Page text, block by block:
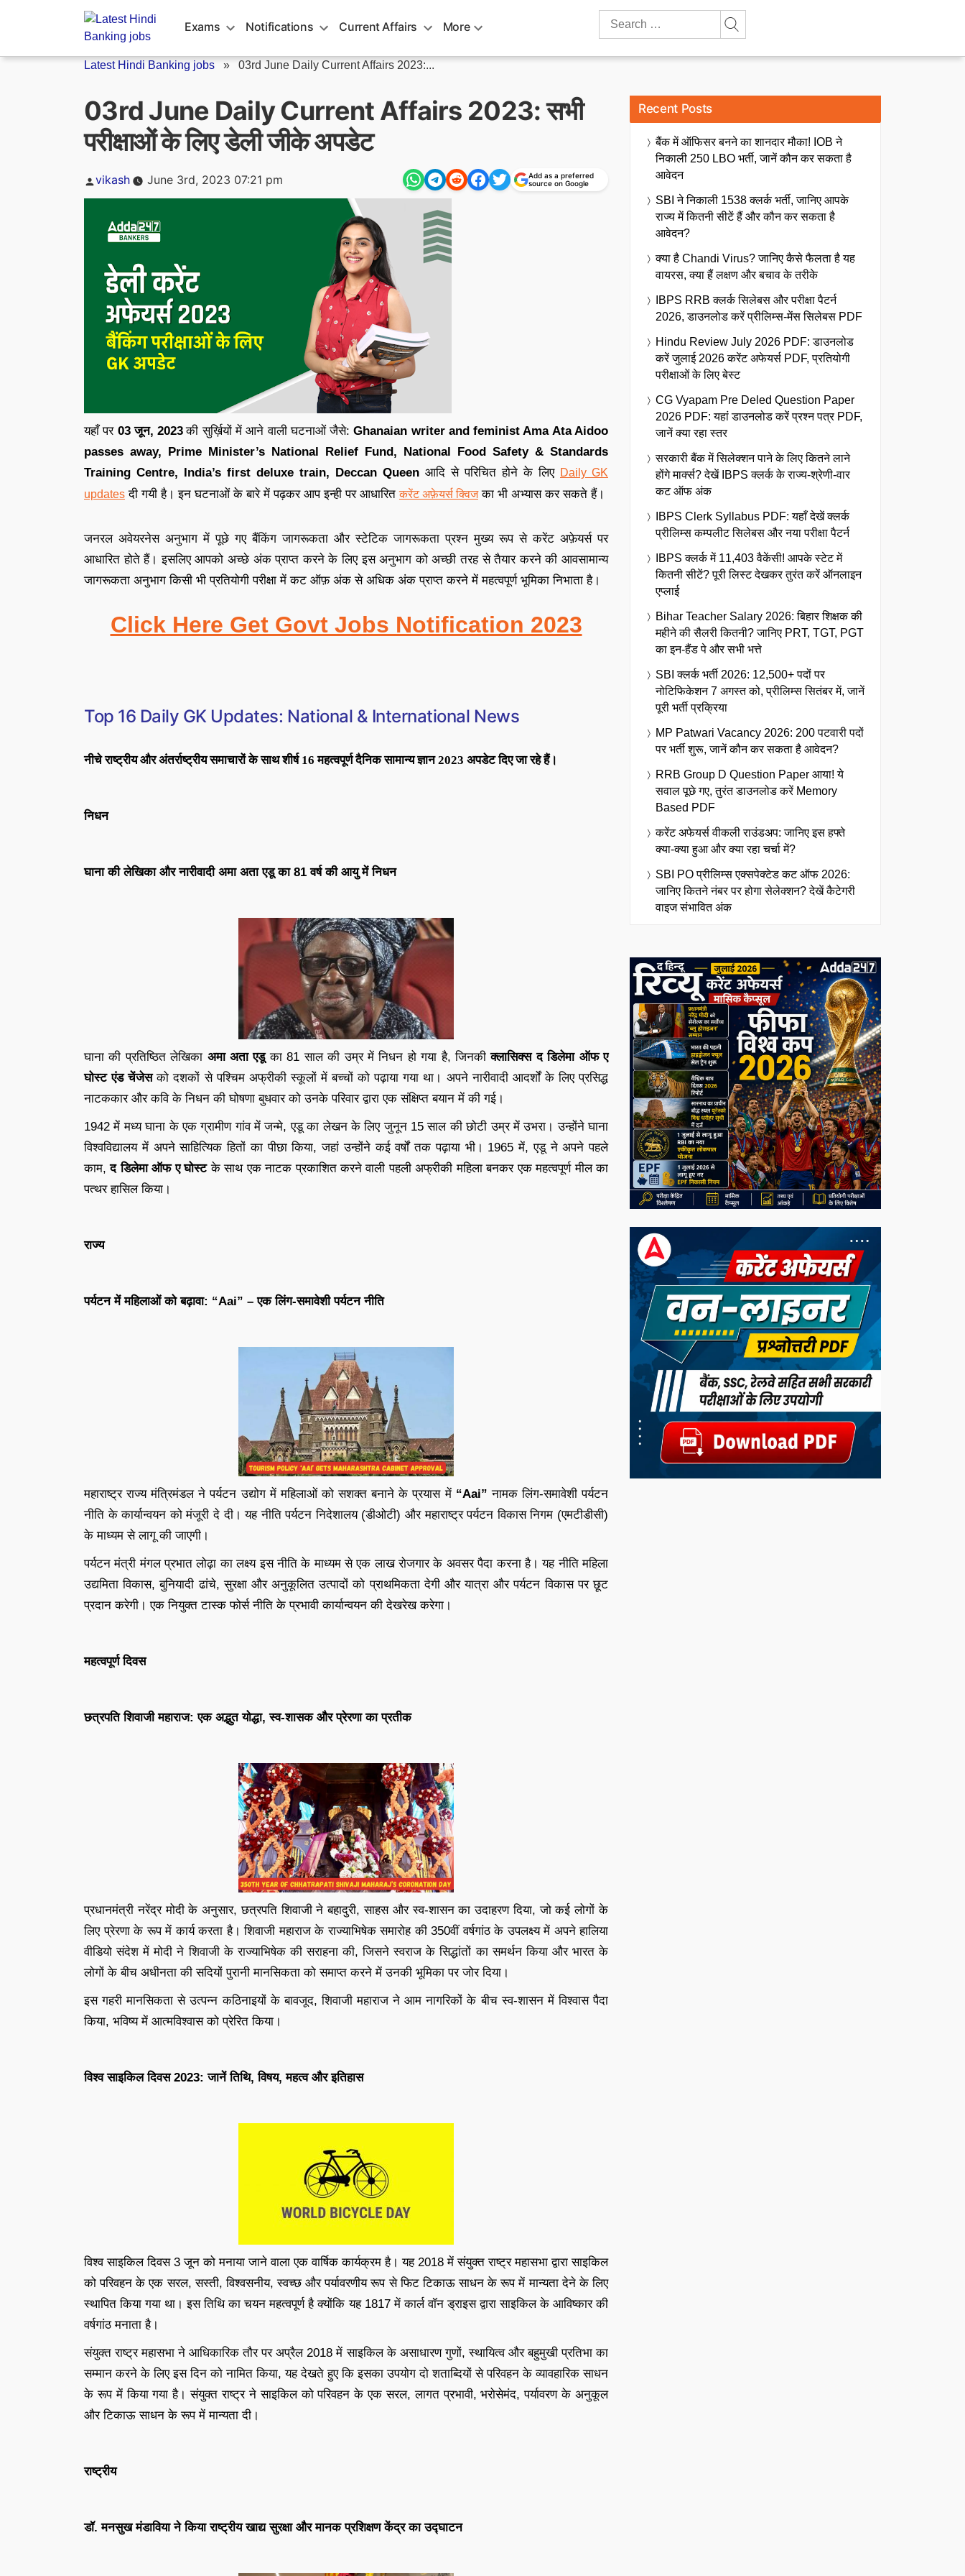
Exams Notifications Current Affairs More
Search
Latest Hindi Banking jobs » 03rd June Daily Current Affairs 2023:...
03rd June Daily Current Affairs 2023: सभी
परीक्षाओं के लिए डेली जीके अपडेट
Posted
vikash June 3rd, 2023 07:21 pm
Add as a preferred
source on Google
यहाँ पर03 जून,2023 की सुर्ख़ियों में आने वाली घटनाओं जैसे:Ghanaian writer and feminist Ama Ata Aidoo
passes away, Prime Minister’s National Relief Fund, National Food Safety & Standards
Training Centre, India’s first deluxe train, Deccan Queen आदि से परिचित होने के लिए Daily GK
updates दी गयी है। इन घटनाओं के बारे में पढ़कर आप इन्ही पर आधारित करेंट अफ़ेयर्स क्विज का भी अभ्यास कर सकते हैं।
जनरल अवेयरनेस अनुभाग में पूछे गए बैंकिंग जागरूकता और स्टेटिक जागरूकता प्रश्न मुख्य रूप से करेंट अफ़ेयर्स पर
आधारित होते हैं। इसलिए आपको अच्छे अंक प्राप्त करने के लिए इस अनुभाग को अच्छी तरह से तैयार करने की आवसामान्य
जागरूकता अनुभाग किसी भी प्रतियोगी परीक्षा में कट ऑफ़ अंक से अधिक अंक प्राप्त करने में महत्वपूर्ण भूमिका निभाता है।
Click Here Get Govt Jobs Notification 2023
Top 16 Daily GK Updates: National & International News
नीचे राष्ट्रीय और अंतर्राष्ट्रीय समाचारों के साथ शीर्ष 16 महत्वपूर्ण दैनिक सामान्य ज्ञान 2023 अपडेट दिए जा रहे हैं।
निधन
घाना की लेखिका और नारीवादी अमा अता एडू का 81 वर्ष की आयु में निधन
घाना की प्रतिष्ठित लेखिका अमा अता एडूका 81 साल की उम्र में निधन हो गया है, जिनकीक्लासिक्स द डिलेमा ऑफ ए
घोस्ट एंड चेंजेसको दशकों से पश्चिम अफ्रीकी स्कूलों में बच्चों को पढ़ाया गया था। अपने नारीवादी आदर्शों के लिए प्रसिद्ध
नाटककार और कवि के निधन की घोषणा बुधवार को उनके परिवार द्वारा एक संक्षिप्त बयान में की गई।
1942 में मध्य घाना के एक ग्रामीण गांव में जन्मे, एडू का लेखन के लिए जुनून 15 साल की छोटी उम्र में उभरा। उन्होंने घाना
विश्वविद्यालय में अपने साहित्यिक हितों का पीछा किया, जहां उन्होंने कई वर्षों तक पढ़ाया भी। 1965 में, एडू ने अपने पहले
काम,द डिलेमा ऑफ ए घोस्टके साथ एक नाटक प्रकाशित करने वाली पहली अफ्रीकी महिला बनकर एक महत्वपूर्ण मील का
पत्थर हासिल किया।
राज्य
पर्यटन में महिलाओं को बढ़ावा: “Aai” – एक लिंग-समावेशी पर्यटन नीति
महाराष्ट्र राज्य मंत्रिमंडल ने पर्यटन उद्योग में महिलाओं को सशक्त बनाने के प्रयास में “Aai” नामक लिंग-समावेशी पर्यटन
नीति के कार्यान्वयन को मंजूरी दे दी। यह नीति पर्यटन निदेशालय (डीओटी) और महाराष्ट्र पर्यटन विकास निगम (एमटीडीसी)
के माध्यम से लागू की जाएगी।
पर्यटन मंत्री मंगल प्रभात लोढ़ा का लक्ष्य इस नीति के माध्यम से एक लाख रोजगार के अवसर पैदा करना है। यह नीति महिला
उद्यमिता विकास, बुनियादी ढांचे, सुरक्षा और अनुकूलित उत्पादों को प्राथमिकता देगी और यात्रा और पर्यटन विकास पर छूट
प्रदान करेगी। एक नियुक्त टास्क फोर्स नीति के प्रभावी कार्यान्वयन की देखरेख करेगा।
महत्वपूर्ण दिवस
छत्रपति शिवाजी महाराज: एक अद्भुत योद्धा, स्व-शासक और प्रेरणा का प्रतीक
प्रधानमंत्री नरेंद्र मोदी के अनुसार, छत्रपति शिवाजी ने बहादुरी, साहस और स्व-शासन का उदाहरण दिया, जो कई लोगों के
लिए प्रेरणा के रूप में कार्य करता है। शिवाजी महाराज के राज्याभिषेक समारोह की 350वीं वर्षगांठ के उपलक्ष्य में अपने हालिया
वीडियो संदेश में मोदी ने शिवाजी के राज्याभिषेक की सराहना की, जिसने स्वराज के सिद्धांतों का समर्थन किया और भारत के
लोगों के बीच अधीनता की सदियों पुरानी मानसिकता को समाप्त करने में उनकी भूमिका पर जोर दिया।
इस गहरी मानसिकता से उत्पन्न कठिनाइयों के बावजूद, शिवाजी महाराज ने आम नागरिकों के बीच स्व-शासन में विश्वास पैदा
किया, भविष्य में आत्मविश्वास को प्रेरित किया।
विश्व साइकिल दिवस 2023: जानें तिथि, विषय, महत्व और इतिहास
विश्व साइकिल दिवस 3 जून को मनाया जाने वाला एक वार्षिक कार्यक्रम है। यह 2018 में संयुक्त राष्ट्र महासभा द्वारा साइकिल
को परिवहन के एक सरल, सस्ती, विश्वसनीय, स्वच्छ और पर्यावरणीय रूप से फिट टिकाऊ साधन के रूप में मान्यता देने के लिए
स्थापित किया गया था। इस तिथि का चयन महत्वपूर्ण है क्योंकि यह 1817 में कार्ल वॉन ड्राइस द्वारा साइकिल के आविष्कार की
वर्षगांठ मनाता है।
संयुक्त राष्ट्र महासभा ने आधिकारिक तौर पर अप्रैल 2018 में साइकिल के असाधारण गुणों, स्थायित्व और बहुमुखी प्रतिभा का
सम्मान करने के लिए इस दिन को नामित किया, यह देखते हुए कि इसका उपयोग दो शताब्दियों से परिवहन के व्यावहारिक साधन
के रूप में किया गया है। संयुक्त राष्ट्र ने साइकिल को परिवहन के एक सरल, लागत प्रभावी, भरोसेमंद, पर्यावरण के अनुकूल
और टिकाऊ साधन के रूप में मान्यता दी।
राष्ट्रीय
डॉ. मनसुख मंडाविया ने किया राष्ट्रीय खाद्य सुरक्षा और मानक प्रशिक्षण केंद्र का उद्घाटन
Recent Posts
बैंक में ऑफिसर बनने का शानदार मौका! IOB ने
निकाली 250 LBO भर्ती, जानें कौन कर सकता है
आवेदन
SBI ने निकाली 1538 क्लर्क भर्ती, जानिए आपके
राज्य में कितनी सीटें हैं और कौन कर सकता है
आवेदन?
क्या है Chandi Virus? जानिए कैसे फैलता है यह
वायरस, क्या हैं लक्षण और बचाव के तरीके
IBPS RRB क्लर्क सिलेबस और परीक्षा पैटर्न
2026, डाउनलोड करें प्रीलिम्स-मेंस सिलेबस PDF
Hindu Review July 2026 PDF: डाउनलोड
करें जुलाई 2026 करेंट अफेयर्स PDF, प्रतियोगी
परीक्षाओं के लिए बेस्ट
CG Vyapam Pre Deled Question Paper
2026 PDF: यहां डाउनलोड करें प्रश्न पत्र PDF,
जानें क्या रहा स्तर
सरकारी बैंक में सिलेक्शन पाने के लिए कितने लाने
होंगे मार्क्स? देखें IBPS क्लर्क के राज्य-श्रेणी-वार
कट ऑफ अंक
IBPS Clerk Syllabus PDF: यहाँ देखें क्लर्क
प्रीलिम्स कम्पलीट सिलेबस और नया परीक्षा पैटर्न
IBPS क्लर्क में 11,403 वैकेंसी! आपके स्टेट में
कितनी सीटें? पूरी लिस्ट देखकर तुरंत करें ऑनलाइन
एप्लाई
Bihar Teacher Salary 2026: बिहार शिक्षक की
महीने की सैलरी कितनी? जानिए PRT, TGT, PGT
का इन-हैंड पे और सभी भत्ते
SBI क्लर्क भर्ती 2026: 12,500+ पदों पर
नोटिफिकेशन 7 अगस्त को, प्रीलिम्स सितंबर में, जानें
पूरी भर्ती प्रक्रिया
MP Patwari Vacancy 2026: 200 पटवारी पदों
पर भर्ती शुरू, जानें कौन कर सकता है आवेदन?
RRB Group D Question Paper आया! ये
सवाल पूछे गए, तुरंत डाउनलोड करें Memory
Based PDF
करेंट अफेयर्स वीकली राउंडअप: जानिए इस हफ्ते
क्या-क्या हुआ और क्या रहा चर्चा में?
SBI PO प्रीलिम्स एक्सपेक्टेड कट ऑफ 2026:
जानिए कितने नंबर पर होगा सेलेक्शन? देखें कैटेगरी
वाइज संभावित अंक